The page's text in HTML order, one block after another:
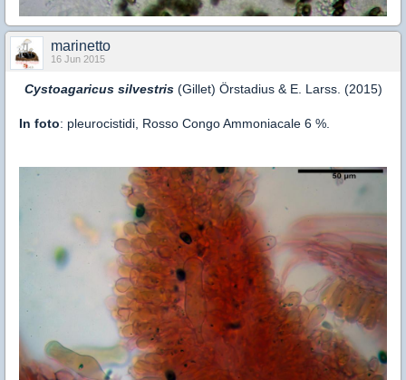
marinetto
16 Jun 2015
Cystoagaricus silvestris(Gillet) Örstadius & E. Larss. (2015)
In foto: pleurocistidi, Rosso Congo Ammoniacale 6 %.